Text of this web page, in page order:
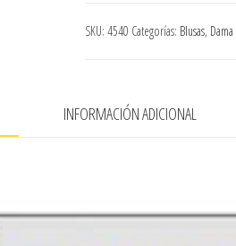
CORTE
SKU: 4540 Categorías: Blusas, Dama
INFORMACIÓN ADICIONAL